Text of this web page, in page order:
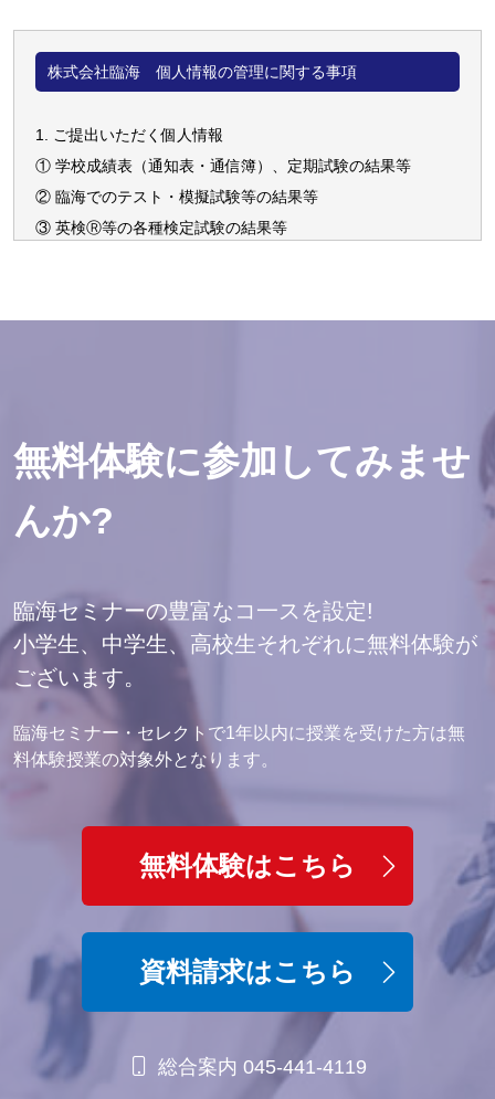
株式会社臨海 個人情報の管理に関する事項
1. ご提出いただく個人情報
① 学校成績表（通知表・通信簿）、定期試験の結果等
② 臨海でのテスト・模擬試験等の結果等
③ 英検Ⓡ等の各種検定試験の結果等
⑥ 生徒及び保護者の氏名・住所・電話番号・生徒の生年月
※英検Ⓡは、公益財団法人 日本英語検定協会の登録商標で
す。
※このコンテンツは、公益財団法人 日本英語検定協会の承認
や推奨、その他検討を受けたものではありません。
2. ご提出いただいた個人情報は、以下の目的で利用させてい
ただきます。なお、弊社において、お預かりした個人情報を
無断で当該目的以外に利用することはございません。
（1） 学習指導・進路指導の一環として、上記情報①～④及
び⑦を利用させていただき適切な指導を行わせていただきま
す。
（2） 教室内の掲示物及び教室で配布されるお便りに、定期
テストの結果や成績等を実名及び写真入で掲載させていただ
（3） 入塾及び新しい講座へのお誘い・イベントへの参加呼
びかけのご案内等のＤＭのために上記情報⑥を利用させてい
ただくことがございます。
3. ご提出いただいた個人情報に関して、法令に基づく場合を
除いて、同意なく第三者への提供は一切致しません。
4. ご提出いただいた個人情報に関して、利用目的の範囲内に
無料体験に参加してみませ
んか?
臨海セミナーの豊富なコ一スを設定!
小学生、中学生、高校生それぞれに無料体験が
ございます。
臨海セミナー・セレクトで1年以内に授業を受けた方は無
料体験授業の対象外となります。
無料体験はこちら
資料請求はこちら
総合案内 045-441-4119